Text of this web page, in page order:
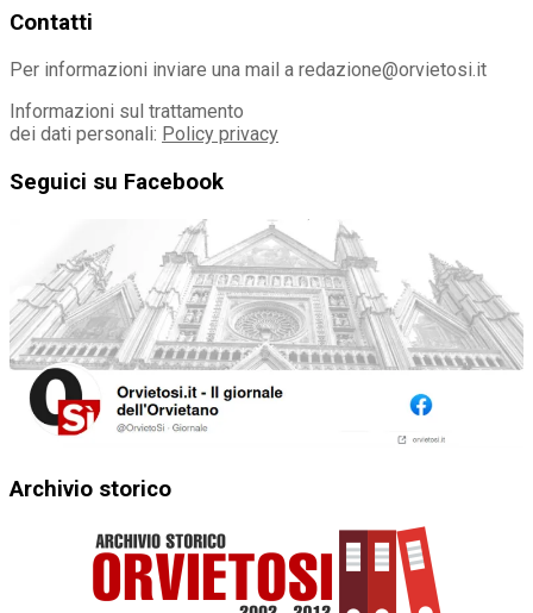
Contatti
Per informazioni inviare una mail a redazione@orvietosi.it
Informazioni sul trattamento
dei dati personali: Policy privacy
Seguici su Facebook
Archivio storico